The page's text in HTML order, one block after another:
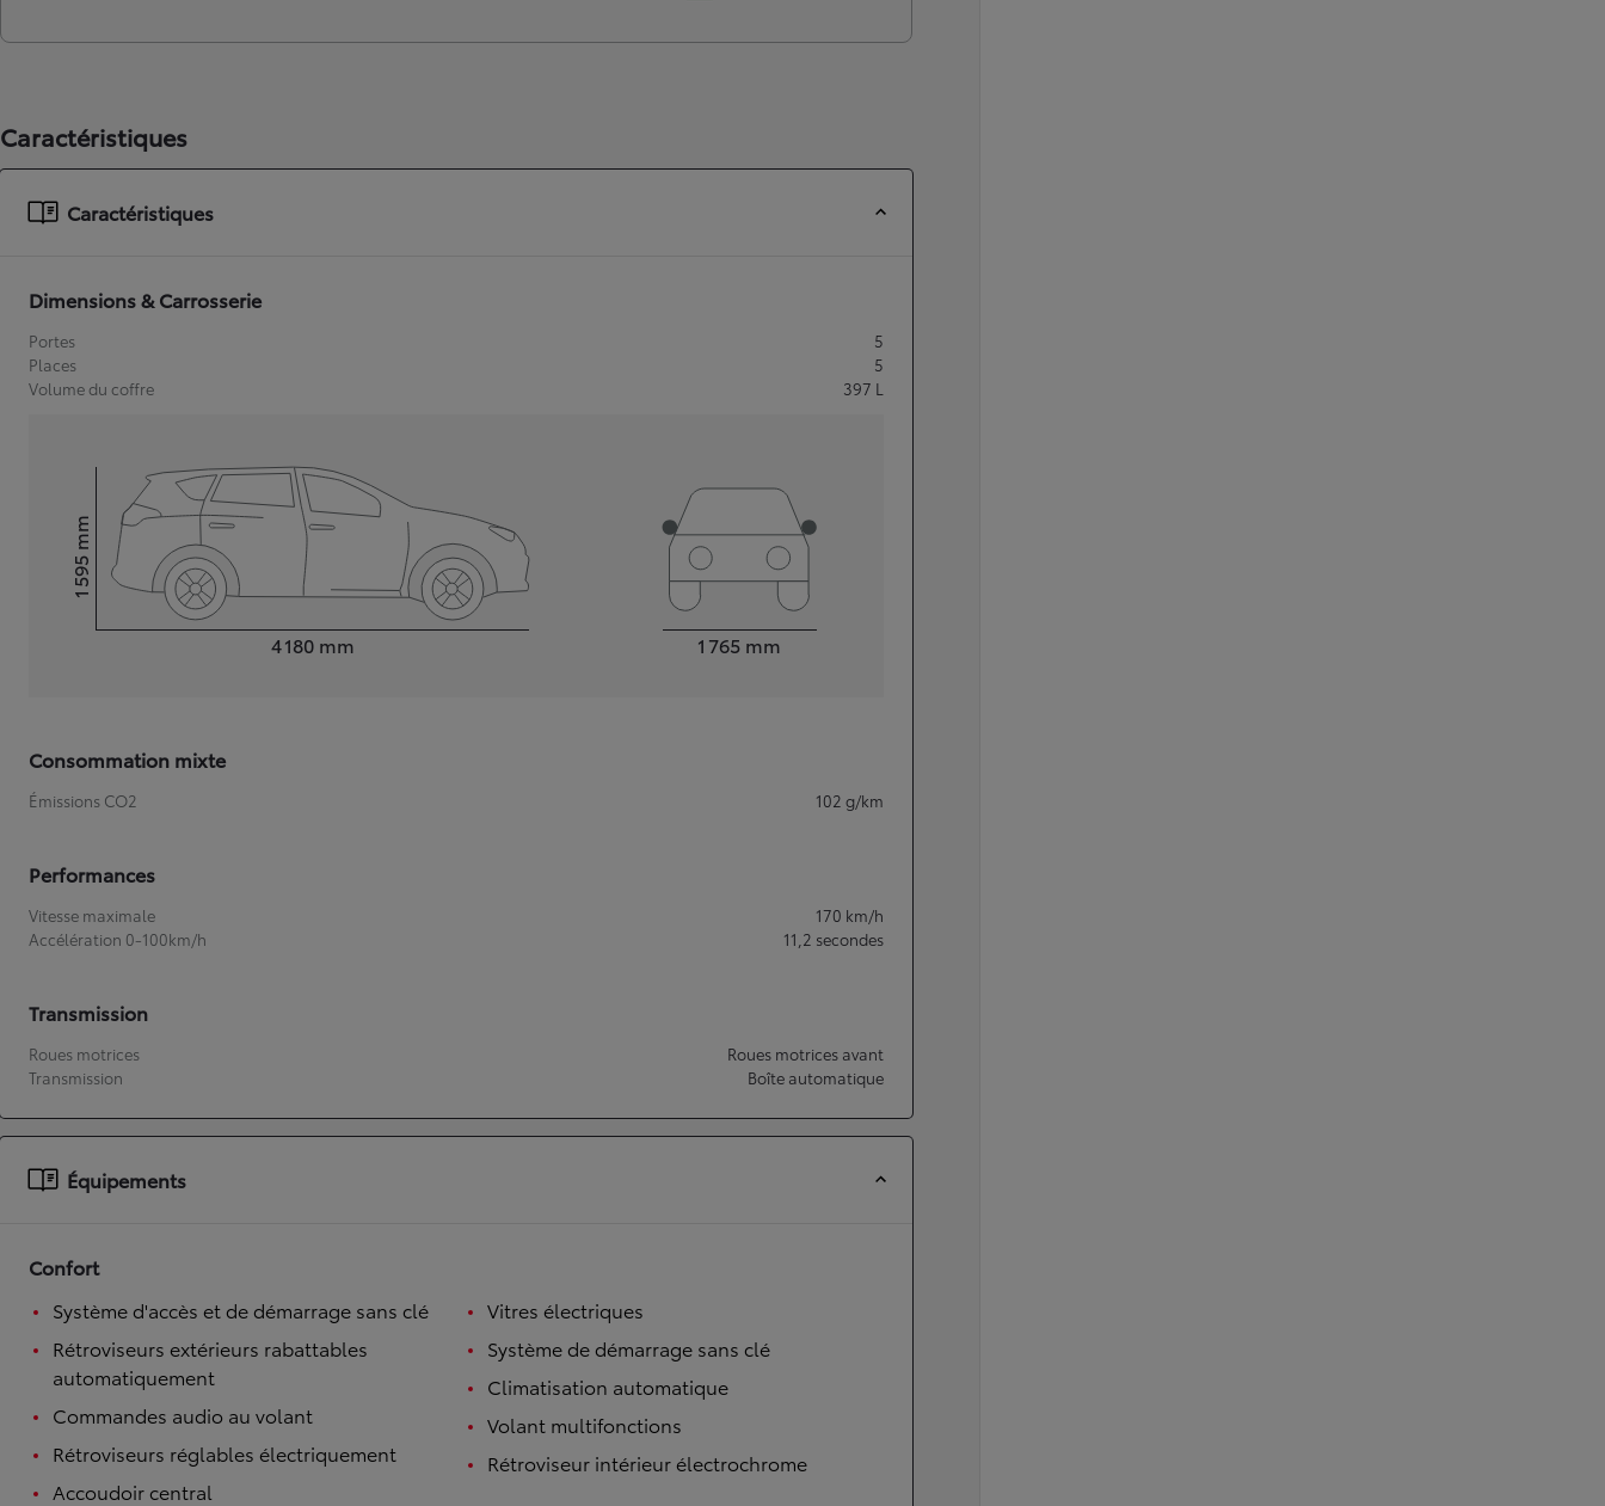
Nouvelle Yaris Cross
Disponible prochainement
Caractéristiques
Caractéristiques
Dimensions & Carrosserie
Portes
5
Places
5
Volume du coffre
397 L
4 180 mm
Hauteur1 595
mm
1 765 mm
Consommation mixte
Émissions CO2 102 g/km
Performances
Vitesse maximale 170 km/h
Accélération 0-100km/h
11,2 secondes
Transmission
Roues motrices
Roues motrices avant
Transmission
Boîte automatique
Équipements
Confort
Système d'accès et de démarrage sans clé
Rétroviseurs extérieurs rabattables
automatiquement
Commandes audio au volant
Rétroviseurs réglables électriquement
Accoudoir central
Vitres électriques
Système de démarrage sans clé
Climatisation automatique
Volant multifonctions
Rétroviseur intérieur électrochrome